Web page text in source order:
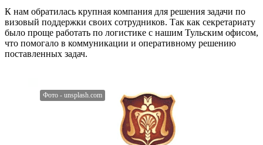
К нам обратилась крупная компания для решения задачи по
визовый поддержки своих сотрудников. Так как секретариату
было проще работать по логистике с нашим Тульским офисом,
что помогало в коммуникации и оперативному решению
поставленных задач.